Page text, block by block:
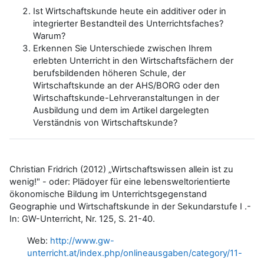
Ist Wirtschaftskunde heute ein additiver oder in
integrierter Bestandteil des Unterrichtsfaches?
Warum?
Erkennen Sie Unterschiede zwischen Ihrem
erlebten Unterricht in den Wirtschaftsfächern der
berufsbildenden höheren Schule, der
Wirtschaftskunde an der AHS/BORG oder den
Wirtschaftskunde-Lehrveranstaltungen in der
Ausbildung und dem im Artikel dargelegten
Verständnis von Wirtschaftskunde?
Christian Fridrich (2012) „Wirtschaftswissen allein ist zu
wenig!" - oder: Plädoyer für eine lebensweltorientierte
ökonomische Bildung im Unterrichtsgegenstand
Geographie und Wirtschaftskunde in der Sekundarstufe I .-
In: GW-Unterricht, Nr. 125, S. 21-40.
Web: http://www.gw-
unterricht.at/index.php/onlineausgaben/category/11-